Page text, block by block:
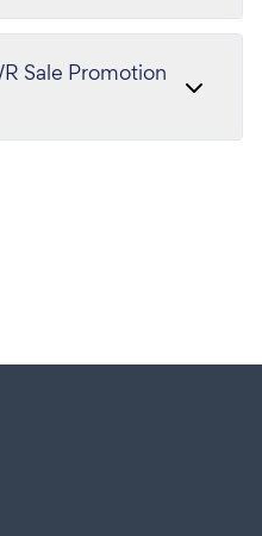
Sale Promotion